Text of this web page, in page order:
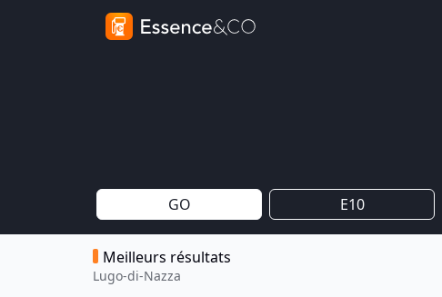
GO E10
Meilleurs résultats
Lugo-di-Nazza